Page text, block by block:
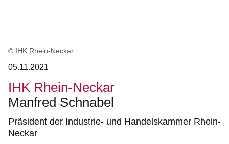
© IHK Rhein-Neckar
05.11.2021
IHK Rhein-Neckar
Manfred Schnabel
Präsident der Industrie- und Handelskammer Rhein-
Neckar